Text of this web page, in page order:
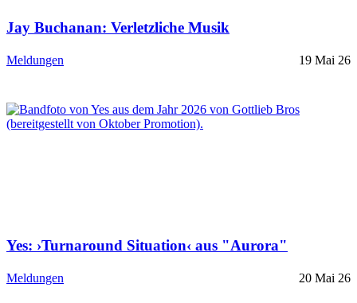
Jay Buchanan: Verletzliche Musik
Meldungen 19 Mai 26
Yes: ›Turnaround Situation‹ aus "Aurora"
Meldungen 20 Mai 26